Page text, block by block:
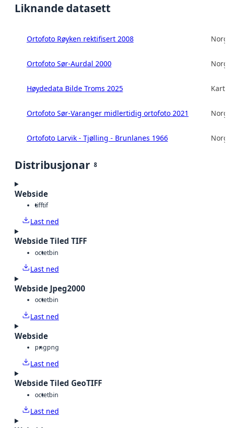
Liknande datasett
Ortofoto Røyken rektifisert 2008
Ortofoto Sør-Aurdal 2000
Høydedata Bilde Troms 2025
Ortofoto Sør-Varanger midlertidig ortofoto 2021
Ortofoto Larvik - Tjølling - Brunlanes 1966
Distribusjonar 8
Webside
tifftif
Last ned
Webside Tiled TIFF
octetbin
Last ned
Webside Jpeg2000
octetbin
Last ned
Webside
pngpng
Last ned
Webside Tiled GeoTIFF
octetbin
Last ned